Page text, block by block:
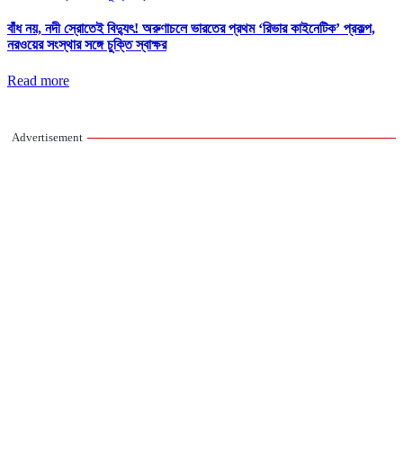
বাঁধ নয়, নদী স্রোতেই বিদ্যুৎ! অরুণাচলে ভারতের প্রথম ‘রিভার কাইনেটিক’ প্রকল্প,
নরওয়ের সংস্থার সঙ্গে চুক্তি স্বাক্ষর
Read more
Advertisement